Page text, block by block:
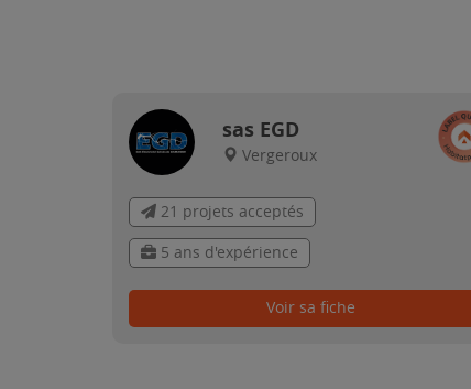
sas EGD
Vergeroux
21 projets acceptés
5 ans d'expérience
Voir sa fiche